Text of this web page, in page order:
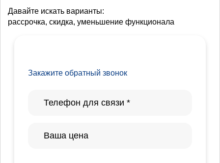
Давайте искать варианты:
рассрочка, скидка, уменьшение функционала
Закажите обратный звонок